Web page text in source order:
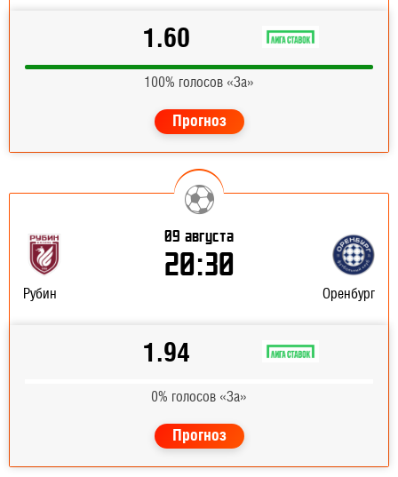
1.60
100% голосов «За»
Прогноз
09 августа
20:30
Рубин Оренбург
1.94
0% голосов «За»
Прогноз